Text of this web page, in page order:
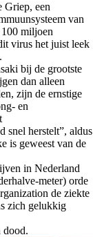
Griep, een
van
100 miljoen
virus het juist leek
bij de grootste
dan alleen
zijn de ernstige
en
snel herstelt”, aldus
is geweest van de
in Nederland
meter) orde
de ziekte
zich gelukkig
dood.